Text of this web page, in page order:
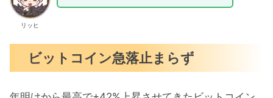
リッヒ
ビットコイン急落止まらず